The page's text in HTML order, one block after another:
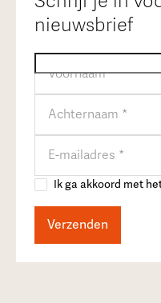
nieuwsbrief
Ik ga akkoord met